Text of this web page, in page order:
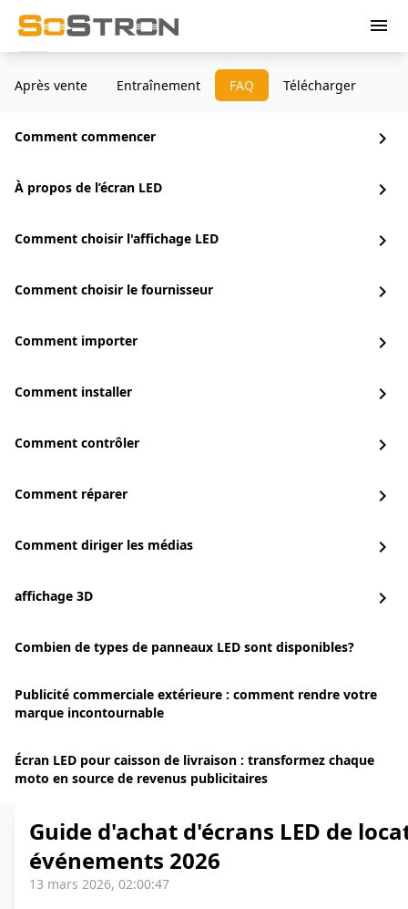
menu
Après vente Entraînement FAQ Télécharger
Comment commencer chevron_right
À propos de l’écran LED chevron_right
Comment choisir l'affichage LED chevron_right
Comment choisir le fournisseur chevron_right
Comment importer chevron_right
Comment installer chevron_right
Comment contrôler chevron_right
Comment réparer chevron_right
Comment diriger les médias chevron_right
affichage 3D chevron_right
Combien de types de panneaux LED sont disponibles?
Publicité commerciale extérieure : comment rendre votre
marque incontournable
Écran LED pour caisson de livraison : transformez chaque
moto en source de revenus publicitaires
Guide d'achat d'écrans LED de
événements 2026
13 mars 2026, 02:00:47